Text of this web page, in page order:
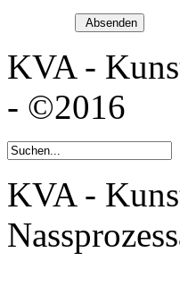
KVA -
- ©2016
KVA -